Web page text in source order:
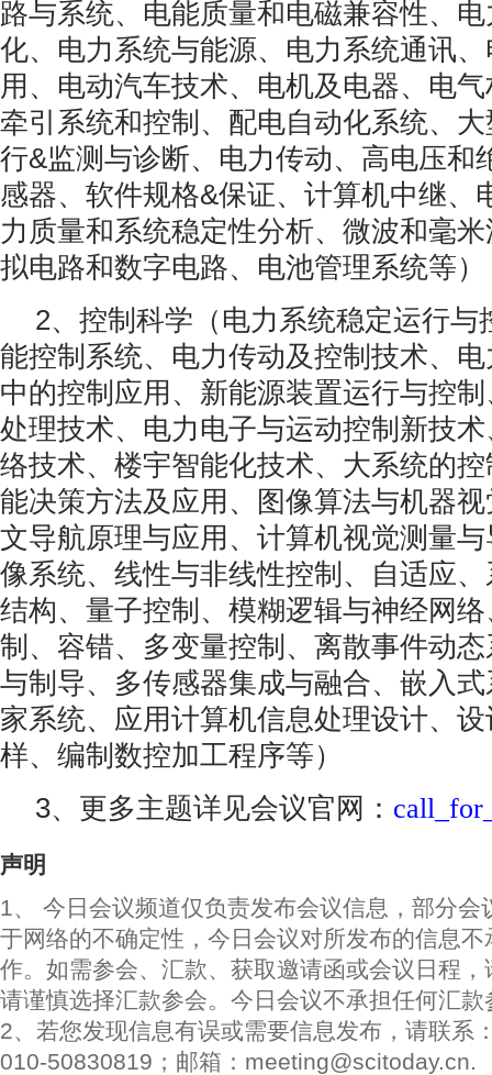
路与系统、电能质量和电磁兼容性、
化、电力系统与能源、电力系统通讯
用、电动汽车技术、电机及电器、电
牵引系统和控制、配电自动化系统、
行&监测与诊断、电力传动、高电压和
感器、软件规格&保证、计算机中继、
力质量和系统稳定性分析、微波和毫
拟电路和数字电路、电池管理系统等）
2、控制科学（电力系统稳定运行与
能控制系统、电力传动及控制技术、
中的控制应用、新能源装置运行与控
处理技术、电力电子与运动控制新技
络技术、楼宇智能化技术、大系统的
能决策方法及应用、图像算法与机器
文导航原理与应用、计算机视觉测量
像系统、线性与非线性控制、自适应
结构、量子控制、模糊逻辑与神经网
制、容错、多变量控制、离散事件动
与制导、多传感器集成与融合、嵌入
家系统、应用计算机信息处理设计、
样、编制数控加工程序等）
3、更多主题详见会议官网：
声明
1、 今日会议频道仅负责发布会议信息，部分会
于网络的不确定性，今日会议对所发布的信息
作。如需参会、汇款、获取邀请函或会议日程
请谨慎选择汇款参会。今日会议不承担任何汇款
2、若您发现信息有误或需要信息发布，请联系
010-50830819；邮箱：meeting@scitoday.cn.